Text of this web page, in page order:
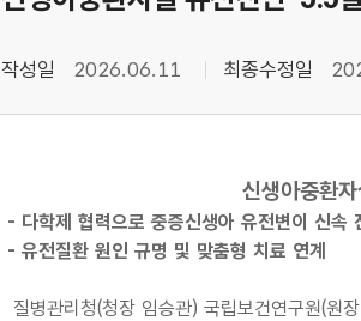
작성일 2026.06.11 최종수정일
신생아중환
- 다학제 협력으로 중증신생아 유전변이 신속
- 유전질환 원인 규명 및 맞춤형 치료 연계
질병관리청(청장 임승관) 국립보건연구원(원